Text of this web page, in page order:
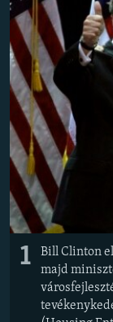
A MÚLT
KÖVESSEN MINKET!
Valamennyi
1
Bill Clinton
majd